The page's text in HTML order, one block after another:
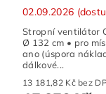
02.09.2026
Stropní ventilátor
Ø 132 cm • pro
ano (úspora
dálkové...
13 181,82 Kč